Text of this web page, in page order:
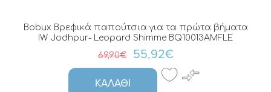
Bobux Βρεφικά παπούτσια για τα πρώτα βήματα
IW Jodhpur- Leopard Shimme BQ10013AMFLE
69,90€
55,92€
ΚΑΛΆΘΙ